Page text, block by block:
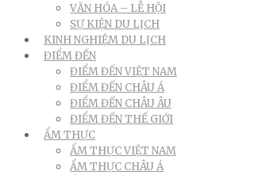
VĂN HÓA – LỄ HỘI
SỰ KIỆN DU LỊCH
KINH NGHIỆM DU LỊCH
ĐIỂM ĐẾN
ĐIỂM ĐẾN VIỆT NAM
ĐIỂM ĐẾN CHÂU Á
ĐIỂM ĐẾN CHÂU ÂU
ĐIỂM ĐẾN THẾ GIỚI
ẨM THỰC
ẨM THỰC VIỆT NAM
ẨM THỰC CHÂU Á